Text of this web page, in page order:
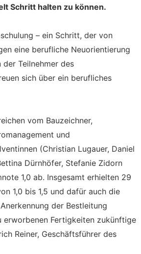
Schritt halten zu können.
– ein Schritt, der von
eine berufliche Neuorientierung
Teilnehmer des
sich über ein berufliches
vom Bauzeichner,
und
(Christian Lugauer, Daniel
Dürnhöfer, Stefanie Zidorn
1,0 ab. Insgesamt erhielten 29
1,0 bis 1,5 und dafür auch die
der Bestleitung
erworbenen Fertigkeiten zukünftige
Reiner, Geschäftsführer des